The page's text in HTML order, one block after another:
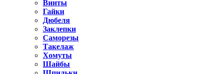
Винты
Гайки
Дюбеля
Заклепки
Саморезы
Такелаж
Хомуты
Шайбы